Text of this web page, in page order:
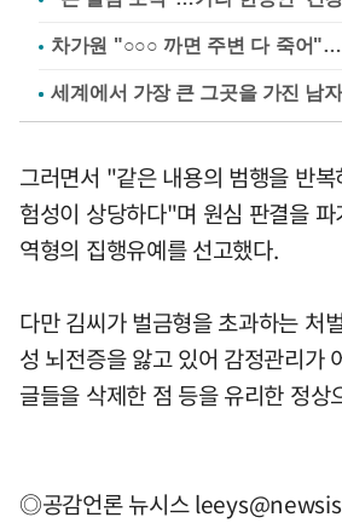
차가원 "○○○ 까면 주변 다 죽어
그러면서 "같은 내용의 범행을 반
험성이 상당하다"며 원심 판결을
역형의 집행유예를 선고했다.
다만 김씨가 벌금형을 초과하는 처
성 뇌전증을 앓고 있어 감정관리가
글들을 삭제한 점 등을 유리한 정상
◎공감언론 뉴시스